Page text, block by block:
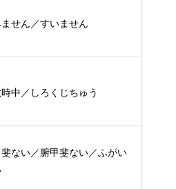
せん／すいません
中／しろくじちゅう
ない／腑甲斐ない／ふがい